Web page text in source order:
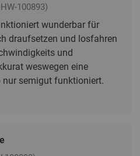
100893)
wunderbar für
draufsetzen und losfahren
und
weswegen eine
nur semigut funktioniert.